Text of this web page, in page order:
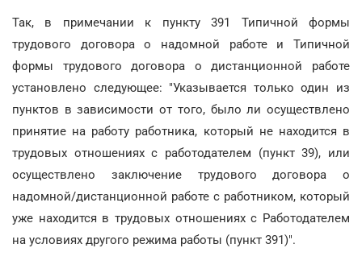
Так, в примечании к пункту 391 Типичной формы
трудового договора о надомной работе и Типичной
формы трудового договора о дистанционной работе
установлено следующее: "Указывается только один из
пунктов в зависимости от того, было ли осуществлено
принятие на работу работника, который не находится в
трудовых отношениях с работодателем (пункт 39), или
осуществлено заключение трудового договора о
надомной/дистанционной работе с работником, который
уже находится в трудовых отношениях с Работодателем
на условиях другого режима работы (пункт 391)".